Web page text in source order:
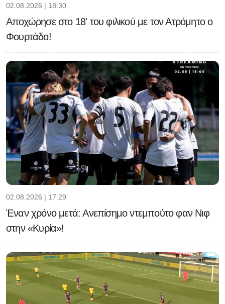
02.08.2026 | 18:30
Αποχώρησε στο 18' του φιλικού με τον Ατρόμητο ο
Φουρτάδο!
02.08.2026 | 17:29
Έναν χρόνο μετά: Ανεπίσημο ντεμπούτο φαν Νιφ
στην «Κυρία»!